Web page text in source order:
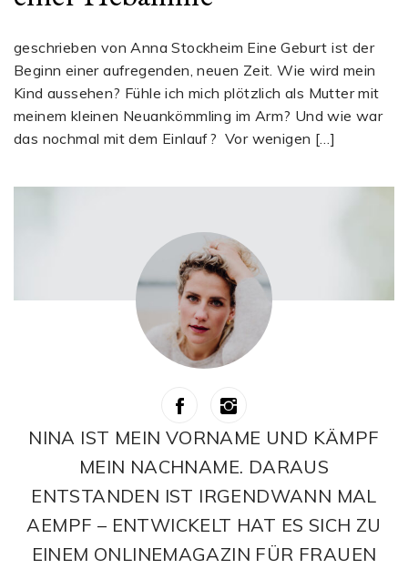
geschrieben von Anna Stockheim Eine Geburt ist der
Beginn einer aufregenden, neuen Zeit. Wie wird mein
Kind aussehen? Fühle ich mich plötzlich als Mutter mit
meinem kleinen Neuankömmling im Arm? Und wie war
das nochmal mit dem Einlauf? Vor wenigen […]
NINA IST MEIN VORNAME UND KÄMPF
MEIN NACHNAME. DARAUS
ENTSTANDEN IST IRGENDWANN MAL
AEMPF – ENTWICKELT HAT ES SICH ZU
EINEM ONLINEMAGAZIN FÜR FRAUEN